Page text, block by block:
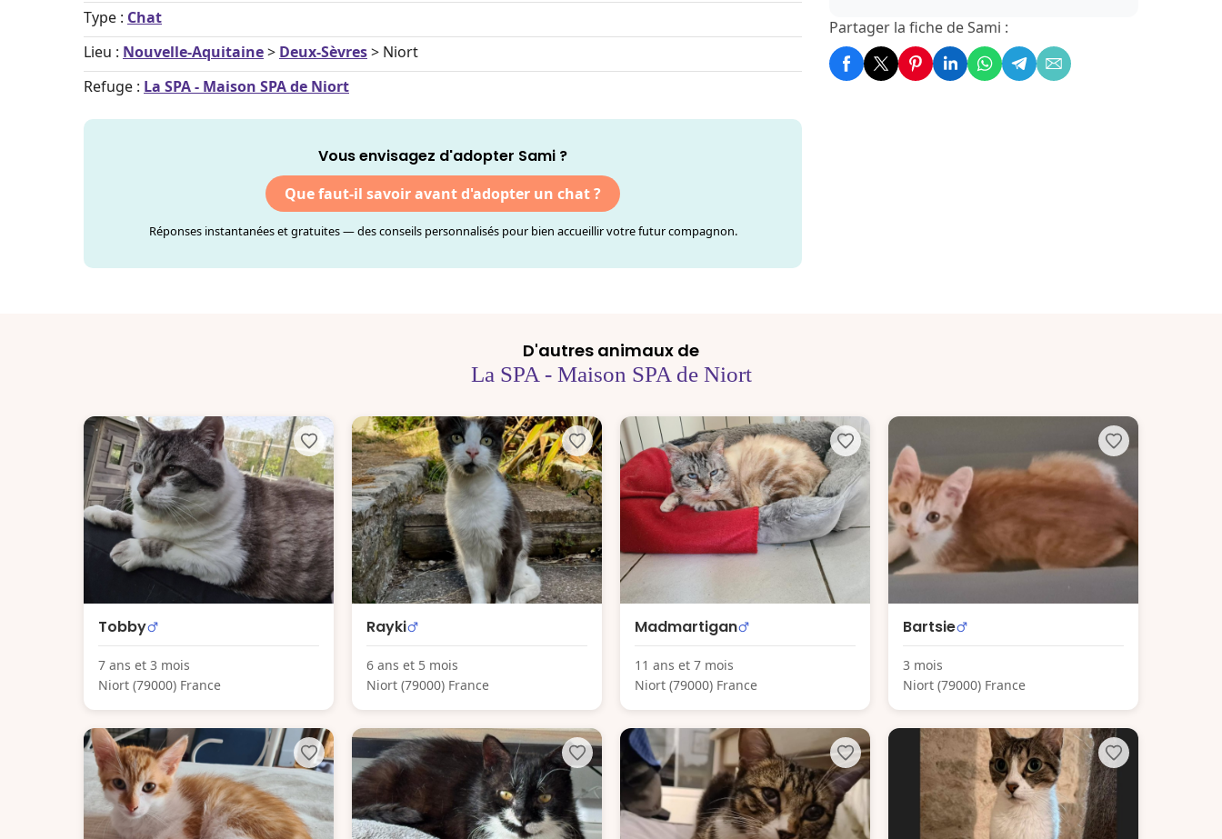
Type : Chat
Lieu : Nouvelle-Aquitaine> Deux-Sèvres> Niort
Refuge : La SPA - Maison SPA de Niort
Vous envisagez d'adopter Sami ?
Que faut-il savoir avant d'adopter un chat ?
Réponses instantanées et gratuites — des conseils personnalisés pour bien accueillir votre futur compagnon.
Partager la fiche de Sami :
D'autres animaux de
La SPA - Maison SPA de Niort
Tobby
7 ans et 3 mois
Niort (79000) France
Rayki
6 ans et 5 mois
Niort (79000) France
Madmartigan
11 ans et 7 mois
Niort (79000) France
Bartsie
3 mois
Niort (79000) France